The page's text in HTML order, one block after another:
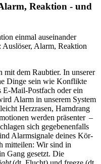
Reak­tion - und
einmal aus­ein­an­der
Aus­lö­ser, Alarm, Reak­tion
dem Raub­tier. In unserer
Dinge sein wie Konflikte
Mail-Postfach oder ein
Alarm in unse­rem System
Herz­ra­sen, Harn­drang
werden prä­sen­ter –
sich gegebenenfalls
Alarm­si­gnale deines Kör­
mit­tei­len: Wir sind in
Gang gesetzt. Die